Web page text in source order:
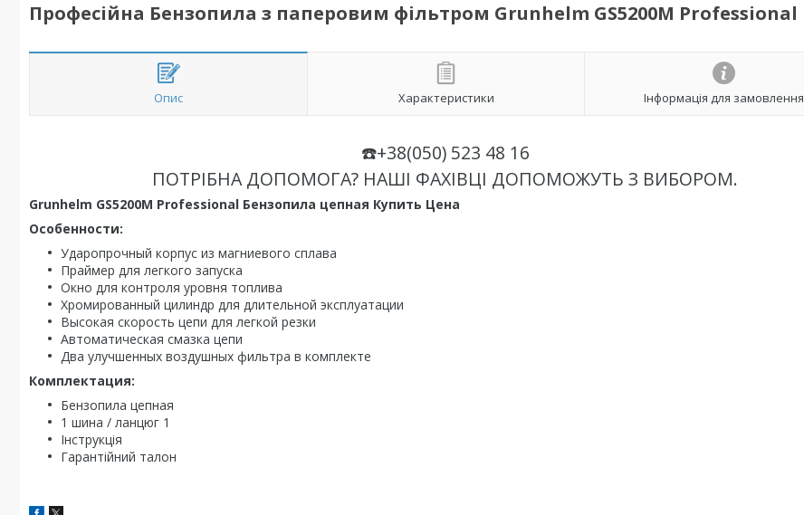
Професійна Бензопила з паперовим фільтром Grunhelm GS5200M Professional
Опис Характеристики Інформація для замовлення
☎️+38(050) 523 48 16
ПОТРІБНА ДОПОМОГА? НАШІ ФАХІВЦІ ДОПОМОЖУТЬ З ВИБОРОМ.
Grunhelm GS5200M Professional Бензопила цепная Купить Цена
Особенности:
Ударопрочный корпус из магниевого сплава
Праймер для легкого запуска
Окно для контроля уровня топлива
Хромированный цилиндр для длительной эксплуатации
Высокая скорость цепи для легкой резки
Автоматическая смазка цепи
Два улучшенных воздушных фильтра в комплекте
Комплектация:
Бензопила цепная
1 шина / ланцюг 1
Інструкція
Гарантійний талон